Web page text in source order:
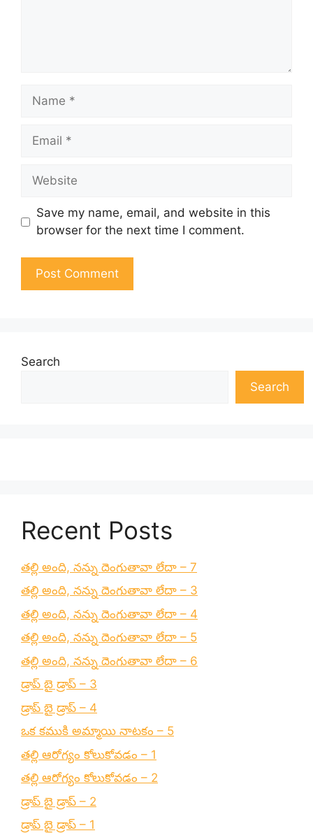
Name
Email
Website
Save my name, email, and website in this
browser for the next time I comment.
Search
Search
Recent Posts
తల్లి అంది, నన్ను దెంగుతావా లేదా – 7
తల్లి అంది, నన్ను దెంగుతావా లేదా – 3
తల్లి అంది, నన్ను దెంగుతావా లేదా – 4
తల్లి అంది, నన్ను దెంగుతావా లేదా – 5
తల్లి అంది, నన్ను దెంగుతావా లేదా – 6
డ్రాప్ బై డ్రాప్ – 3
డ్రాప్ బై డ్రాప్ – 4
ఒక కముకి అమ్మాయి నాటకం – 5
తల్లి ఆరోగ్యం కోలుకోవడం – 1
తల్లి ఆరోగ్యం కోలుకోవడం – 2
డ్రాప్ బై డ్రాప్ – 2
డ్రాప్ బై డ్రాప్ – 1